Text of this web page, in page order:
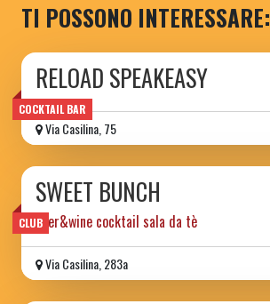
TI POSSONO INTERESSARE:
COCKTAIL BAR
RELOAD SPEAKEASY
Via Casilina, 75
CLUB
SWEET BUNCH
beer&wine cocktail sala da tè
Via Casilina, 283a